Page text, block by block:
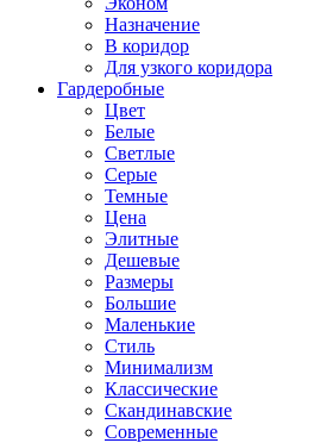
Назначение
В коридор
Для узкого коридора
Гардеробные
Цвет
Белые
Светлые
Серые
Темные
Цена
Элитные
Дешевые
Размеры
Большие
Маленькие
Стиль
Минимализм
Классические
Скандинавские
Современные